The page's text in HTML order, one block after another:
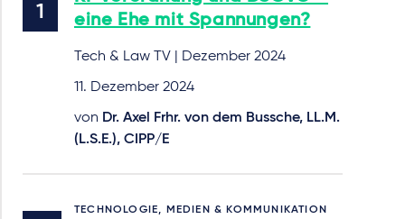
eine Ehe mit Spannungen?
Tech & Law TV | Dezember 2024
11. Dezember 2024
von Dr. Axel Frhr. von dem Bussche, LL.M.
(L.S.E.), CIPP/E
TECHNOLOGIE, MEDIEN & KOMMUNIKATION